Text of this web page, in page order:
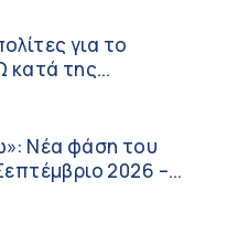
πρέπει να
για το
της
Νέα φάση του
2026 –
έως το 2030